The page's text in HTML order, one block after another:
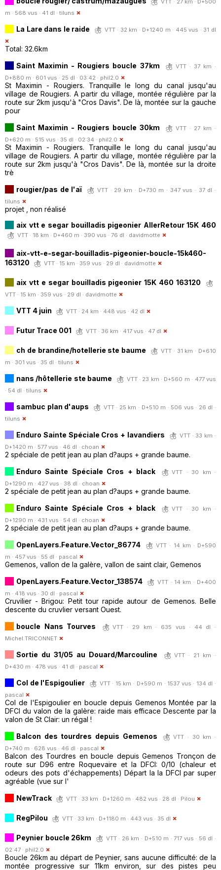
m · 568 vus · 41 dl · tiluns
La Lare dans le raide VTT · 32 km · D+1240 m · 445 vus · 31 dl
Total: 32.6km
Saint Maximin - Rougiers boucle 37km
VTT · 37 km ·
D+880 m · 601 vus · 25 dl · 03:42 · phil2.0
St Maximin - Rougiers. Tranquille le long du canal jusqu'au
village de Rougiers. A partir du village, montée régulière par la
route sur 2km jusqu'à "Cros Davis". De là, montée sur la gauche
pour
Saint Maximin - Rougiers boucle 30km
VTT · 27 km ·
D+620 m · 515 vus · 35 dl · 02:34 · phil2.0
St Maximin - Rougiers. Tranquille le long du canal jusqu'au
village de Rougiers. A partir du village, montée régulière par la
route sur 2km jusqu'à "Cros Davis". De là, montée sur la droite
trè
rougier/pas de l'aï
VTT · 29 km · D+730 m · 347 vus · 37 dl ·
tiluns
projet , non réalisé
aix vtt e segar bouilladis pigeonier AllerRetour 15K 460
VTT · 18 km · D+460 m · 390 vus · 76 dl · davidmotte
aix-vtt-e-segar-bouilladis-pigeonier-boucle-15k460-
163120
VTT · 15 km · 359 vus · 29 dl · davidmotte
aix vtt e segar bouilladis pigeonier 15K 460 163120
VTT · 15 km · 359 vus · 29 dl · davidmotte
VTT 4 juin VTT · 24 km · 448 vus · 42 dl
Futur Trace 001 VTT · 36 km · 417 vus · 47 dl
ch de brandine/hotellerie ste baume
VTT · 31 km · D+610
m · 301 vus · 35 dl · tiluns
nans /hôtellerie ste baume
VTT · 23 km · D+560 m · 477 vus
· 54 dl · tiluns
sambuc plan d'aups
VTT · 25 km · D+510 m · 506 vus · 26 dl ·
tiluns
Enduro Sainte Spéciale Cros + lavandiers
VTT · 33 km ·
D+1420 m · 577 vus · 46 dl · choan
2 spéciale de petit jean au plan d?aups + grande baume.
Enduro Sainte Spéciale Cros + black
VTT · 30 km ·
D+1290 m · 427 vus · 38 dl · choan
2 spéciale de petit jean au plan d?aups + grande baume.
Enduro Sainte Spéciale Cros + black
VTT · 30 km ·
D+1290 m · 431 vus · 54 dl · choan
2 spéciale de petit jean au plan d?aups + grande baume.
OpenLayers.Feature.Vector_86774
VTT · 14 km · D+590
m · 457 vus · 55 dl · pascal
Gemenos, vallon de la galère, vallon de saint clair, Gemenos
OpenLayers.Feature.Vector_138574
VTT · 14 km · D+400
m · 418 vus · 30 dl · pascal
Cruvilier - Brigou: Petit tour rapide autour de Gemenos. Belle
descente du cruvlier versant Ouest.
boucle Nans Tourves
VTT · 29 km · 635 vus · 44 dl ·
Michel.TRICONNET
Sortie du 31/05 au Douard/Marcouline
VTT · 21 km ·
D+430 m · 478 vus · 41 dl · pascal
Col de l'Espigoulier
VTT · 15 km · D+590 m · 1537 vus · 134 dl ·
pascal
Col de l'Espigoulier en boucle depuis Gemenos Montée par la
DFCI du valon de la galère: raide mais efficace Descente par la
valon de St Clair: un régal !
Balcon des tourdres depuis Gemenos
VTT · 30 km ·
D+740 m · 628 vus · 46 dl · pascal
Balcon des Tourdres en boucle depuis Gemenos Tronçon de
route sur D96 entre Roquevaire et la DFCI: 0/10 (chaleur et
odeurs des pots d'échappements) Départ la la DFCI par super
agréable (vue sur l'
NewTrack
VTT · 33 km · D+1260 m · 482 vus · 28 dl · Pilou
RegPilou VTT · 33 km · D+1180 m · 443 vus · 35 dl
Peynier boucle 26km
VTT · 26 km · D+510 m · 717 vus · 56 dl ·
02:47 · phil2.0
Boucle 26km au départ de Peynier, sans aucune difficulté: de la
montée progressive sur 11km environ, sur des pistes peu